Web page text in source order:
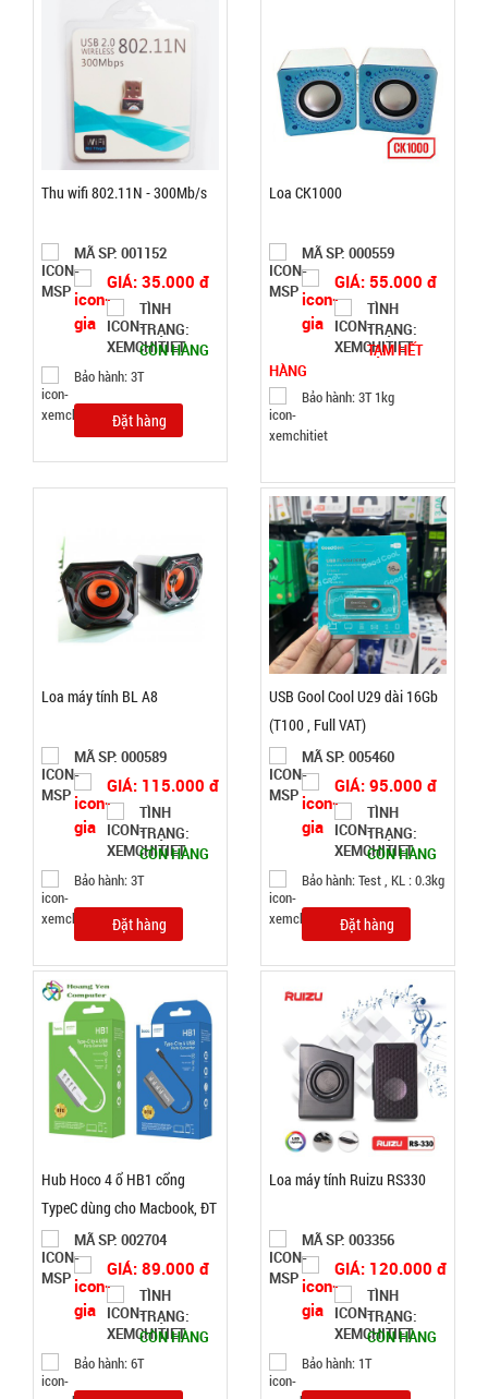
Gậy bẻ tập
cơ tay lò xo
004446
GIÁ:
21.000 đ
hành:
Test,
Cân nặng:
1kg
Đặt
hàng
Khay làm
đá 33 ô
tròn có nắp
đậy
003858
GIÁ:
TRẠNG:
CÒN HÀNG
Bảo
Test,
Cân nặng:
0,5kg
Thu wifi 802.11N - 300Mb/s
MÃ SP: 001152
GIÁ: 35.000 đ
TÌNH
TRẠNG:
CÒN HÀNG
Bảo hành: 3T
Đặt hàng
Loa CK1000
MÃ SP: 000559
GIÁ: 55.000 đ
TÌNH
TRẠNG:
TẠM HẾT
HÀNG
Bảo hành: 3T 1kg
Loa máy tính BL A8
MÃ SP: 000589
GIÁ: 115.000 đ
TÌNH
TRẠNG:
CÒN HÀNG
Bảo hành: 3T
Đặt hàng
USB Gool Cool U29 dài 16Gb
(T100 , Full VAT)
MÃ SP: 005460
GIÁ: 95.000 đ
TÌNH
TRẠNG:
CÒN HÀNG
Bảo hành: Test , KL : 0.3kg
Đặt hàng
Hub Hoco 4 ổ HB1 cổng
TypeC dùng cho Macbook, ĐT
cổng typecMÃ SP: 002704
GIÁ: 89.000 đ
TÌNH
TRẠNG:
CÒN HÀNG
Bảo hành: 6T
Loa máy tính Ruizu RS330
MÃ SP: 003356
GIÁ: 120.000 đ
TÌNH
TRẠNG:
CÒN HÀNG
Bảo hành: 1T